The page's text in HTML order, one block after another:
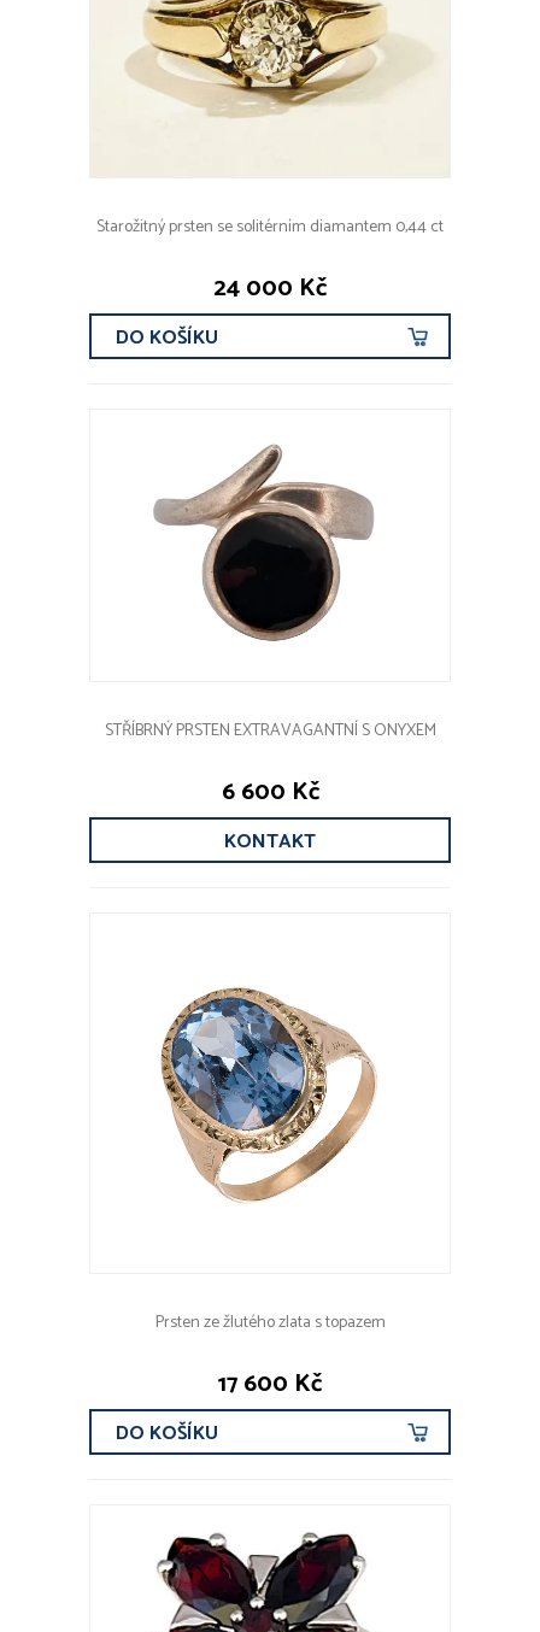
Starožitný prsten se solitérním diamantem 0,44 ct
24 000 Kč
DO KOŠÍKU
STŘÍBRNÝ PRSTEN EXTRAVAGANTNÍ S ONYXEM
6 600 Kč
KONTAKT
Prsten ze žlutého zlata s topazem
17 600 Kč
DO KOŠÍKU